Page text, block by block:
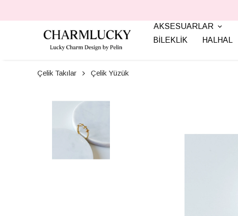
AKSESUARLAR
BİLEKLİK
HALHAL
Çelik Takılar Çelik Yüzük